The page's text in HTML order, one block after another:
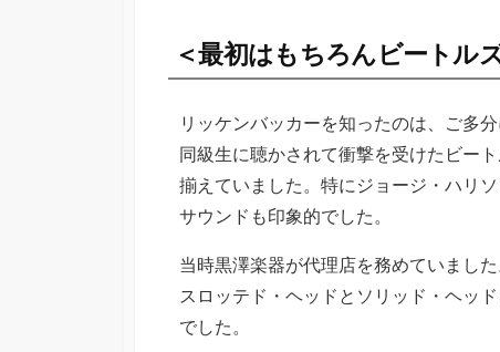
＜最初はもちろんビートル
リッケンバッカーを知ったのは、ご多
同級生に聴かされて衝撃を受けたビー
揃えていました。特にジョージ・ハリ
サウンドも印象的でした。
当時黒澤楽器が代理店を務めていまし
スロッテド・ヘッドとソリッド・ヘッ
でした。